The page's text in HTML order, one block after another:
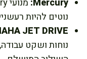
Mercury:
נוטים להיות
JET DRIVE:
נוחות ושקט